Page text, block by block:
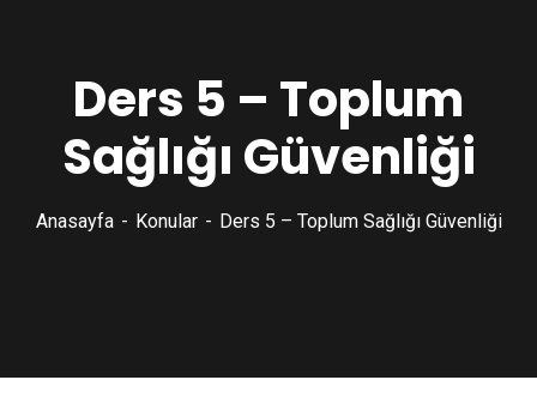
Ders 5 – Toplum
Sağlığı Güvenliği
Anasayfa Konular Ders 5 – Toplum Sağlığı Güvenliği